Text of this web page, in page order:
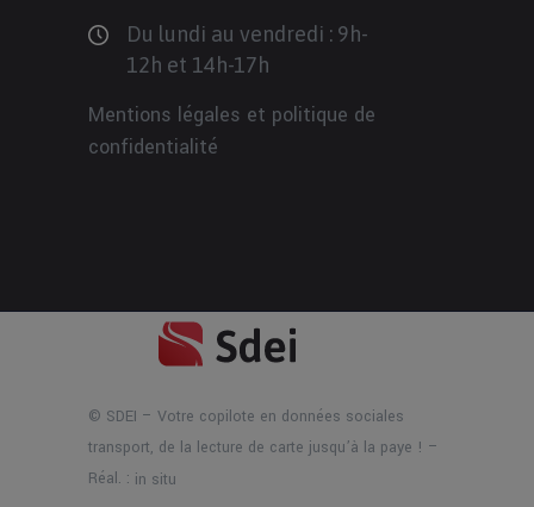
Du lundi au vendredi : 9h-
12h et 14h-17h
Mentions légales et politique de
confidentialité
© SDEI – Votre copilote en données sociales
transport, de la lecture de carte jusqu’à la paye ! –
Réal. : in situ